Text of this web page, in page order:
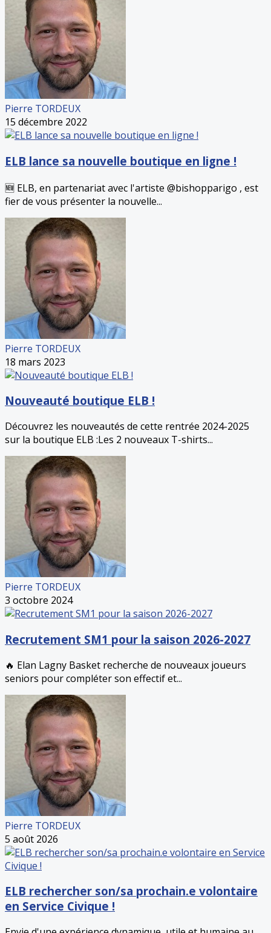
Pierre TORDEUX
15 décembre 2022
ELB lance sa nouvelle boutique en ligne !
🆕 ELB, en partenariat avec l'artiste @bishopparigo , est
fier de vous présenter la nouvelle...
Pierre TORDEUX
18 mars 2023
Nouveauté boutique ELB !
Découvrez les nouveautés de cette rentrée 2024-2025
sur la boutique ELB :Les 2 nouveaux T-shirts...
Pierre TORDEUX
3 octobre 2024
Recrutement SM1 pour la saison 2026-2027
🔥 Elan Lagny Basket recherche de nouveaux joueurs
seniors pour compléter son effectif et...
Pierre TORDEUX
5 août 2026
ELB rechercher son/sa prochain.e volontaire
en Service Civique !